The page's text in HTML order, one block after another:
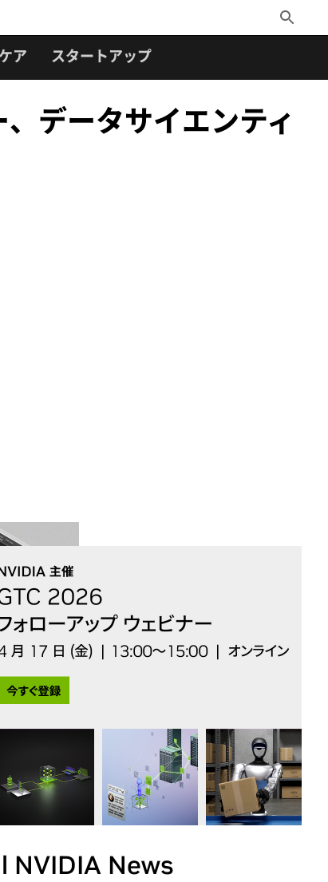
Toggle
Search
ア スタートアップ
データサイエンティ
NVIDIA News